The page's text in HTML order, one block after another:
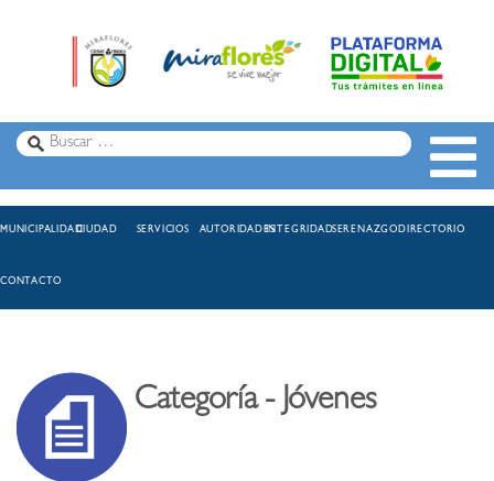
MUNICIPALIDADCIUDAD SERVICIOS AUTORIDADESINTEGRIDADSERENAZGODIRECTORIO
CONTACTO
Categoría - Jóvenes